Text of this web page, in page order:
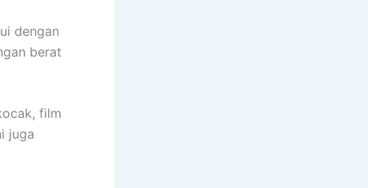
dengan
berat
film
juga